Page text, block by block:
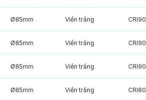
Ø85mm Viền trắng CRI90
Ø85mm Viền trắng CRI90
Ø85mm Viền trắng CRI90
Ø85mm Viền trắng CRI80